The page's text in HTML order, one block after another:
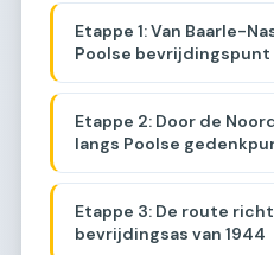
Etappe 1: Van Baarle-
Poolse bevrijdingspunt
Etappe 2: Door de
langs Poolse
Etappe 3: De route
bevrijdingsas van 1944